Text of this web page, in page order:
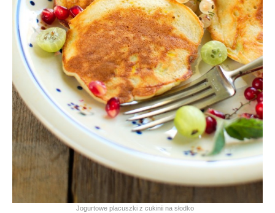
Jogurtowe placuszki z cukinii na słodko